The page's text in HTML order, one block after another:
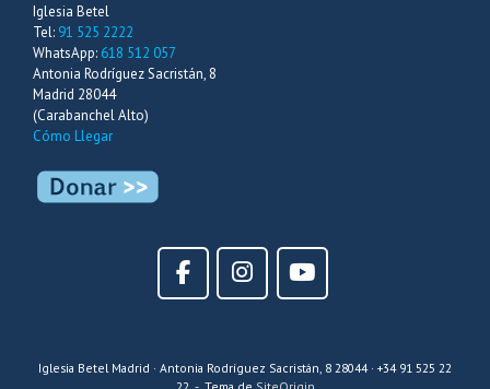
Iglesia Betel
Tel: 91 525 2222
WhatsApp: 618 512 057
Antonia Rodríguez Sacristán, 8
Madrid 28044
(Carabanchel Alto)
Cómo Llegar
Iglesia Betel Madrid · Antonia Rodríguez Sacristán, 8 28044 · +34 91 525 22